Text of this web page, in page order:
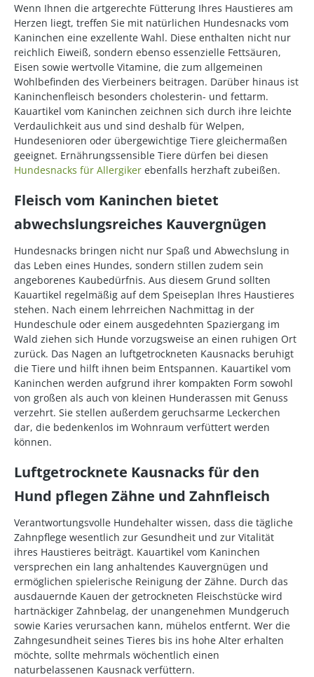
Wenn Ihnen die artgerechte Fütterung Ihres Haustieres am
Herzen liegt, treffen Sie mit natürlichen Hundesnacks vom
Kaninchen eine exzellente Wahl. Diese enthalten nicht nur
reichlich Eiweiß, sondern ebenso essenzielle Fettsäuren,
Eisen sowie wertvolle Vitamine, die zum allgemeinen
Wohlbefinden des Vierbeiners beitragen. Darüber hinaus ist
Kaninchenfleisch besonders cholesterin- und fettarm.
Kauartikel vom Kaninchen zeichnen sich durch ihre leichte
Verdaulichkeit aus und sind deshalb für Welpen,
Hundesenioren oder übergewichtige Tiere gleichermaßen
geeignet. Ernährungssensible Tiere dürfen bei diesen
Hundesnacks für Allergiker ebenfalls herzhaft zubeißen.
Fleisch vom Kaninchen bietet
abwechslungsreiches Kauvergnügen
Hundesnacks bringen nicht nur Spaß und Abwechslung in
das Leben eines Hundes, sondern stillen zudem sein
angeborenes Kaubedürfnis. Aus diesem Grund sollten
Kauartikel regelmäßig auf dem Speiseplan Ihres Haustieres
stehen. Nach einem lehrreichen Nachmittag in der
Hundeschule oder einem ausgedehnten Spaziergang im
Wald ziehen sich Hunde vorzugsweise an einen ruhigen Ort
zurück. Das Nagen an luftgetrockneten Kausnacks beruhigt
die Tiere und hilft ihnen beim Entspannen. Kauartikel vom
Kaninchen werden aufgrund ihrer kompakten Form sowohl
von großen als auch von kleinen Hunderassen mit Genuss
verzehrt. Sie stellen außerdem geruchsarme Leckerchen
dar, die bedenkenlos im Wohnraum verfüttert werden
können.
Luftgetrocknete Kausnacks für den
Hund pflegen Zähne und Zahnfleisch
Verantwortungsvolle Hundehalter wissen, dass die tägliche
Zahnpflege wesentlich zur Gesundheit und zur Vitalität
ihres Haustieres beiträgt. Kauartikel vom Kaninchen
versprechen ein lang anhaltendes Kauvergnügen und
ermöglichen spielerische Reinigung der Zähne. Durch das
ausdauernde Kauen der getrockneten Fleischstücke wird
hartnäckiger Zahnbelag, der unangenehmen Mundgeruch
sowie Karies verursachen kann, mühelos entfernt. Wer die
Zahngesundheit seines Tieres bis ins hohe Alter erhalten
möchte, sollte mehrmals wöchentlich einen
naturbelassenen Kausnack verfüttern.